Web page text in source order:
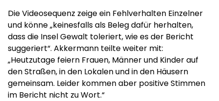
Die Videosequenz zeige ein Fehlverhalten Einzelner
und könne „keinesfalls als Beleg dafür herhalten,
dass die Insel Gewalt toleriert, wie es der Bericht
suggeriert“. Akkermann teilte weiter mit:
„Heutzutage feiern Frauen, Männer und Kinder auf
den Straßen, in den Lokalen und in den Häusern
gemeinsam. Leider kommen aber positive Stimmen
im Bericht nicht zu Wort.“